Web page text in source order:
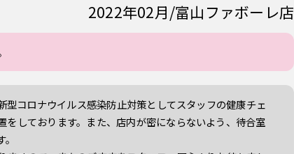
2022年02月 富山ファボーレ店
コロナウイルス感染防止対策としてスタッフの健康チェ
しております。また、店内が密にならないよう、待合室